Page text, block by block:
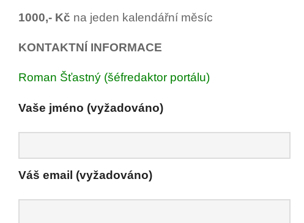
1000,- Kč na jeden kalendářní měsíc
KONTAKTNÍ INFORMACE
Roman Šťastný (šéfredaktor portálu)
Vaše jméno (vyžadováno)
Váš email (vyžadováno)